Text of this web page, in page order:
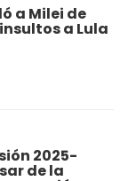
a Milei de
a Lula
2025-
de la